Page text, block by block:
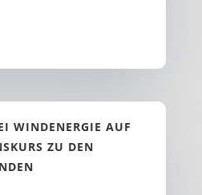
WINDENERGIE AUF
ZU DEN